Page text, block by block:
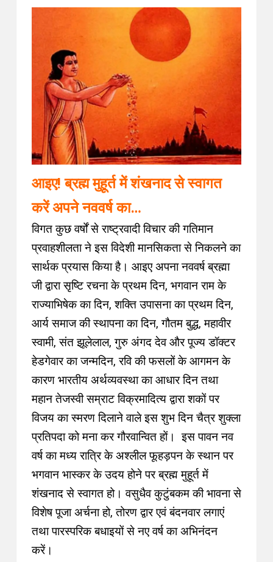
आइए! ब्रह्म मुहूर्त में शंखनाद से स्वागत
करें अपने नववर्ष का…
विगत कुछ वर्षों से राष्ट्रवादी विचार की गतिमान
प्रवाहशीलता ने इस विदेशी मानसिकता से निकलने का
सार्थक प्रयास किया है। आइए अपना नववर्ष ब्रह्मा
जी द्वारा सृष्टि रचना के प्रथम दिन, भगवान राम के
राज्याभिषेक का दिन, शक्ति उपासना का प्रथम दिन,
आर्य समाज की स्थापना का दिन, गौतम बुद्ध, महावीर
स्वामी, संत झूलेलाल, गुरु अंगद देव और पूज्य डॉक्टर
हेडगेवार का जन्मदिन, रवि की फसलों के आगमन के
कारण भारतीय अर्थव्यवस्था का आधार दिन तथा
महान तेजस्वी सम्राट विक्रमादित्य द्वारा शकों पर
विजय का स्मरण दिलाने वाले इस शुभ दिन चैत्र शुक्ला
प्रतिपदा को मना कर गौरवान्वित हों। इस पावन नव
वर्ष का मध्य रात्रि के अश्लील फूहड़पन के स्थान पर
भगवान भास्कर के उदय होने पर ब्रह्म मुहूर्त में
शंखनाद से स्वागत हो। वसुधैव कुटुंबकम की भावना से
विशेष पूजा अर्चना हो, तोरण द्वार एवं बंदनवार लगाएं
तथा पारस्परिक बधाइयों से नए वर्ष का अभिनंदन
करें।